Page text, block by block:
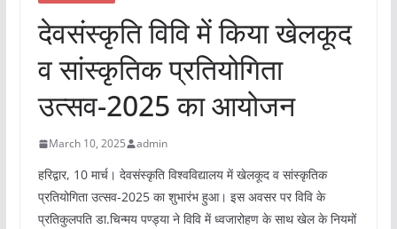
देवसंस्कृति विवि में किया खेलकूद
व सांस्कृतिक प्रतियोगिता
उत्सव-2025 का आयोजन
March 10, 2025 admin
हरिद्वार, 10 मार्च। देवसंस्कृति विश्वविद्यालय में खेलकूद व सांस्कृतिक
प्रतियोगिता उत्सव-2025 का शुभारंभ हुआ। इस अवसर पर विवि के
प्रतिकुलपति डा.चिन्मय पण्ड्या ने विवि में ध्वजारोहण के साथ खेल के नियमों